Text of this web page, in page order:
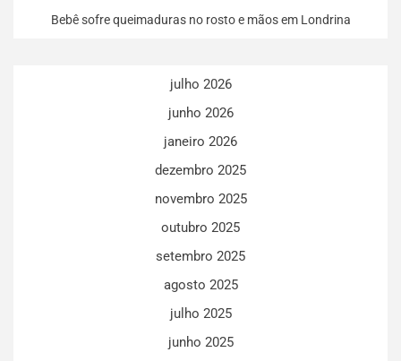
Bebê sofre queimaduras no rosto e mãos em Londrina
julho 2026
junho 2026
janeiro 2026
dezembro 2025
novembro 2025
outubro 2025
setembro 2025
agosto 2025
julho 2025
junho 2025